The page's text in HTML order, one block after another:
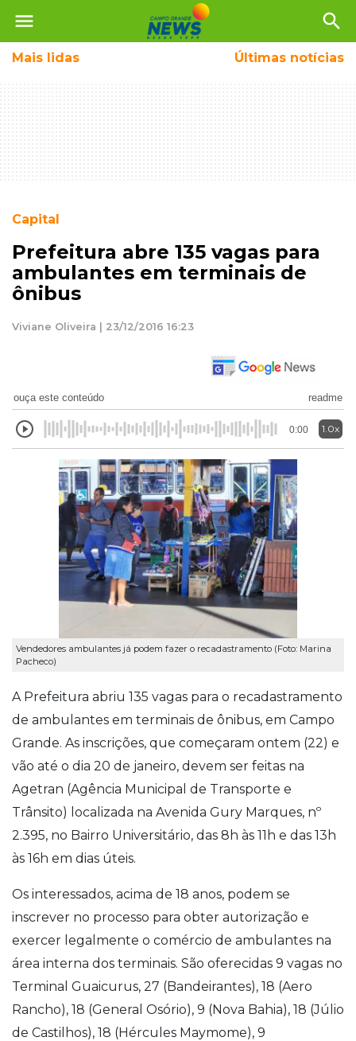
menu search
Mais lidas Últimas notícias
Capital
Prefeitura abre 135 vagas para
ambulantes em terminais de
ônibus
Viviane Oliveira | 23/12/2016 16:23
ouça este conteúdo readme
0:00 1.0x
Vendedores ambulantes já podem fazer o recadastramento (Foto: Marina
Pacheco)
A Prefeitura abriu 135 vagas para o recadastramento
de ambulantes em terminais de ônibus, em Campo
Grande. As inscrições, que começaram ontem (22) e
vão até o dia 20 de janeiro, devem ser feitas na
Agetran (Agência Municipal de Transporte e
Trânsito) localizada na Avenida Gury Marques, nº
2.395, no Bairro Universitário, das 8h às 11h e das 13h
às 16h em dias úteis.
Os interessados, acima de 18 anos, podem se
inscrever no processo para obter autorização e
exercer legalmente o comércio de ambulantes na
área interna dos terminais. São oferecidas 9 vagas no
Terminal Guaicurus, 27 (Bandeirantes), 18 (Aero
Rancho), 18 (General Osório), 9 (Nova Bahia), 18 (Júlio
de Castilhos), 18 (Hércules Maymome), 9